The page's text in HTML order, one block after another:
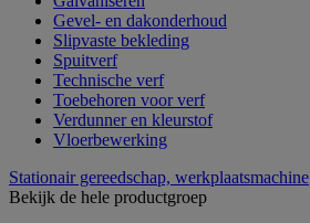
Gevel- en dakonderhoud
Slipvaste bekleding
Spuitverf
Technische verf
Toebehoren voor verf
Verdunner en kleurstof
Vloerbewerking
Stationair gereedschap, werkplaatsmachine
Bekijk de hele productgroep